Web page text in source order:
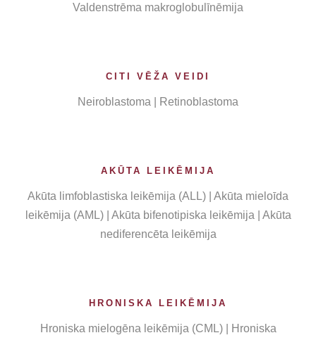
Valdenstrēma makroglobulīnēmija
CITI VĒŽA VEIDI
Neiroblastoma | Retinoblastoma
AKŪTA LEIKĒMIJA
Akūta limfoblastiska leikēmija (ALL) | Akūta mieloīda
leikēmija (AML) | Akūta bifenotipiska leikēmija | Akūta
nediferencēta leikēmija
HRONISKA LEIKĒMIJA
Hroniska mielogēna leikēmija (CML) | Hroniska